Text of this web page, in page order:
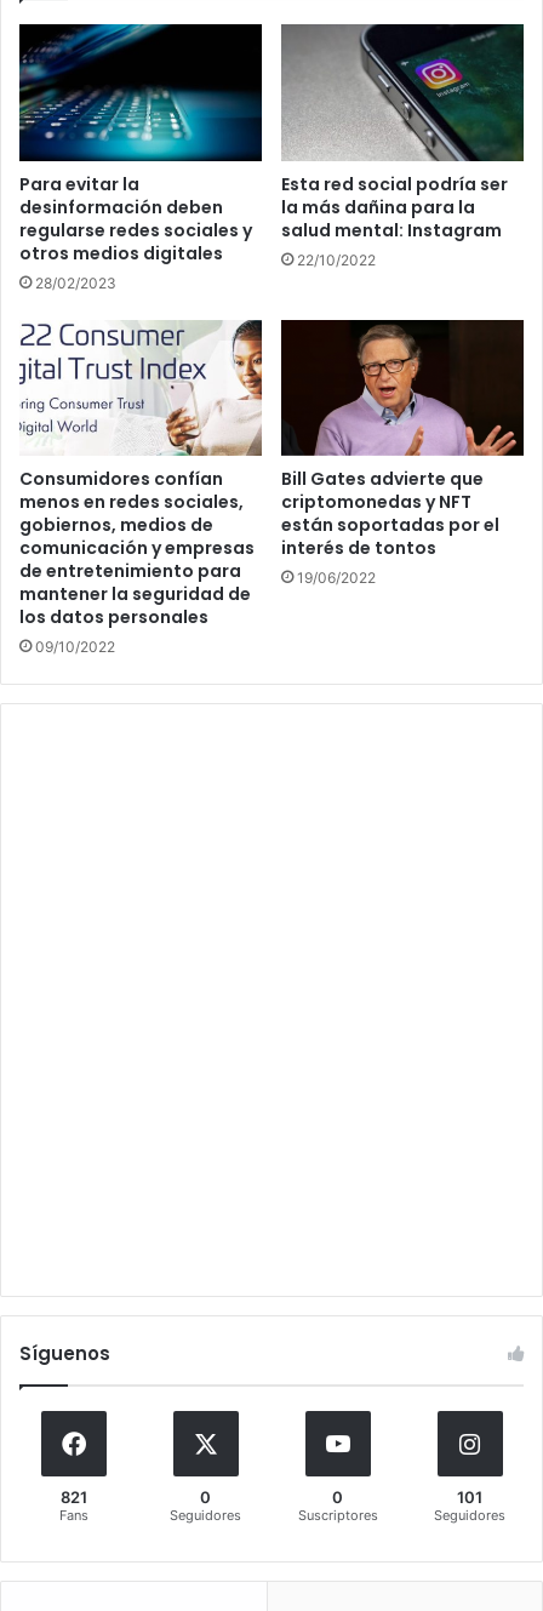
Para evitar la
desinformación deben
regularse redes sociales y
otros medios digitales
28/02/2023
Esta red social podría ser
la más dañina para la
salud mental: Instagram
22/10/2022
Consumidores confían
menos en redes sociales,
gobiernos, medios de
comunicación y empresas
de entretenimiento para
mantener la seguridad de
los datos personales
09/10/2022
Bill Gates advierte que
criptomonedas y NFT
están soportadas por el
interés de tontos
19/06/2022
Síguenos
821
Fans
0
Seguidores
0
Suscriptores
101
Seguidores